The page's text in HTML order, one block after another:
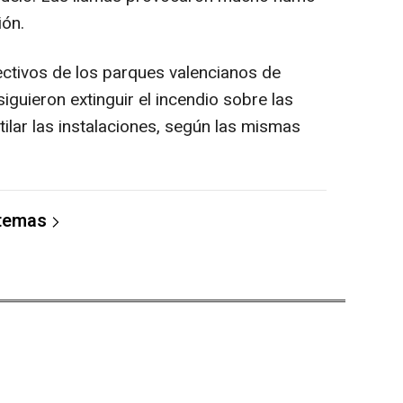
de los parques valencianos de
extinguir el incendio sobre las
las instalaciones, según las mismas